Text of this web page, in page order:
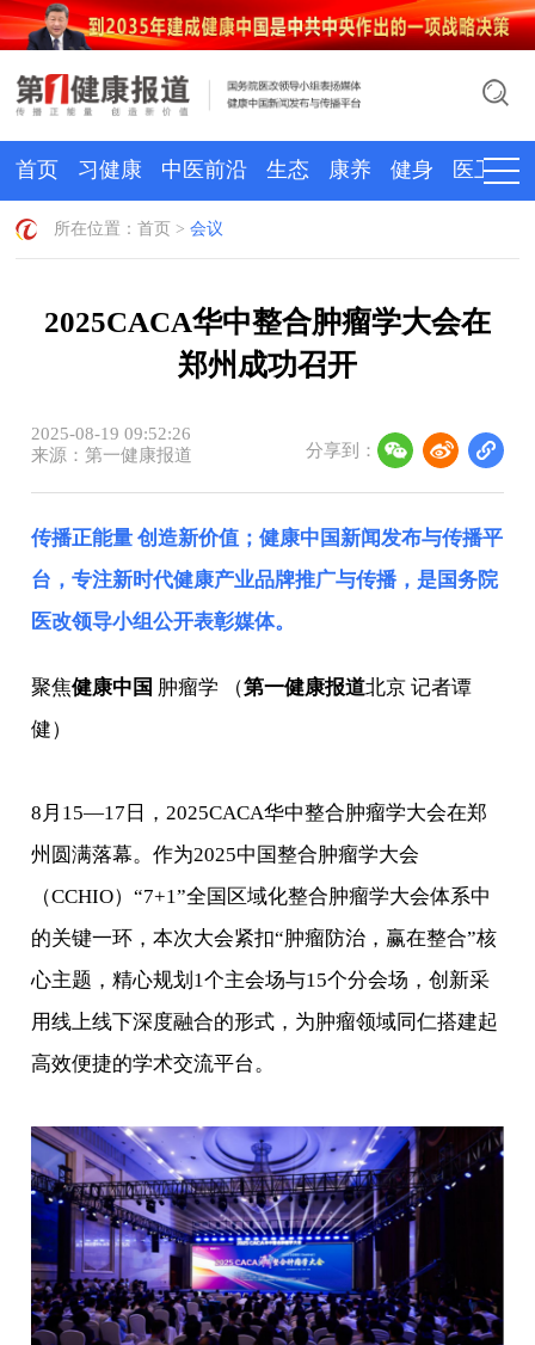
首页 习健康 中医前沿 生态 康养 健身 医卫
所在位置：首页 >会议
2025CACA华中整合肿瘤学大会在
郑州成功召开
2025-08-19 09:52:26
来源：第一健康报道
分享到：
传播正能量 创造新价值；健康中国新闻发布与传播平
台，专注新时代健康产业品牌推广与传播，是国务院
医改领导小组公开表彰媒体。
聚焦健康中国 肿瘤学 （第一健康报道北京 记者谭
健）
8月15—17日，2025CACA华中整合肿瘤学大会在郑
州圆满落幕。作为2025中国整合肿瘤学大会
（CCHIO）“7+1”全国区域化整合肿瘤学大会体系中
的关键一环，本次大会紧扣“肿瘤防治，赢在整合”核
心主题，精心规划1个主会场与15个分会场，创新采
用线上线下深度融合的形式，为肿瘤领域同仁搭建起
高效便捷的学术交流平台。